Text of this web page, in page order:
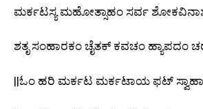
ಮರ್ಕಟಸ್ಯ ಮಹೋತ್ಸಾಹಂ ಸರ್ವ
ಶತೃ ಸಂಹಾರಕಂ ಚೈತಕ್ ಕವಚಂ ಹ್ಯಾಪದಂ
||ಓಂ ಹರಿ ಮರ್ಕಟ ಮರ್ಕಟಾಯ ಫಟ್